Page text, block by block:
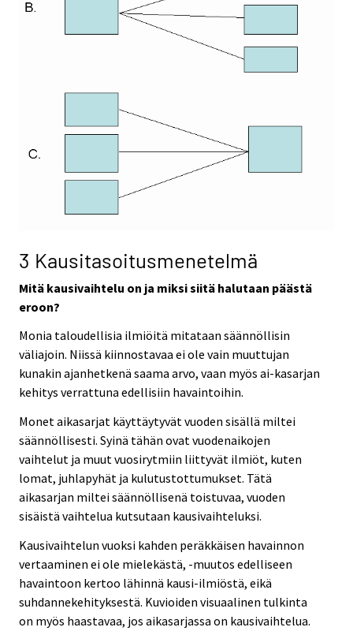
3 Kausitasoitusmenetelmä
Mitä kausivaihtelu on ja miksi siitä halutaan päästä
eroon?
Monia taloudellisia ilmiöitä mitataan säännöllisin
väliajoin. Niissä kiinnostavaa ei ole vain muuttujan
kunakin ajanhetkenä saama arvo, vaan myös ai-kasarjan
kehitys verrattuna edellisiin havaintoihin.
Monet aikasarjat käyttäytyvät vuoden sisällä miltei
säännöllisesti. Syinä tähän ovat vuodenaikojen
vaihtelut ja muut vuosirytmiin liittyvät ilmiöt, kuten
lomat, juhlapyhät ja kulutustottumukset. Tätä
aikasarjan miltei säännöllisenä toistuvaa, vuoden
sisäistä vaihtelua kutsutaan kausivaihteluksi.
Kausivaihtelun vuoksi kahden peräkkäisen havainnon
vertaaminen ei ole mielekästä, -muutos edelliseen
havaintoon kertoo lähinnä kausi-ilmiöstä, eikä
suhdannekehityksestä. Kuvioiden visuaalinen tulkinta
on myös haastavaa, jos aikasarjassa on kausivaihtelua.